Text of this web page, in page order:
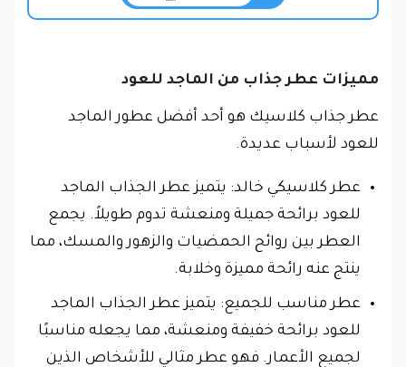
مميزات عطر جذاب من الماجد للعود
عطر جذاب كلاسيك هو أحد أفضل عطور الماجد
للعود لأسباب عديدة.
عطر كلاسيكي خالد: يتميز عطر الجذاب الماجد
للعود برائحة جميلة ومنعشة تدوم طويلاً. يجمع
العطر بين روائح الحمضيات والزهور والمسك، مما
ينتج عنه رائحة مميزة وخلابة.
عطر مناسب للجميع: يتميز عطر الجذاب الماجد
للعود برائحة خفيفة ومنعشة، مما يجعله مناسبًا
لجميع الأعمار. فهو عطر مثالي للأشخاص الذين